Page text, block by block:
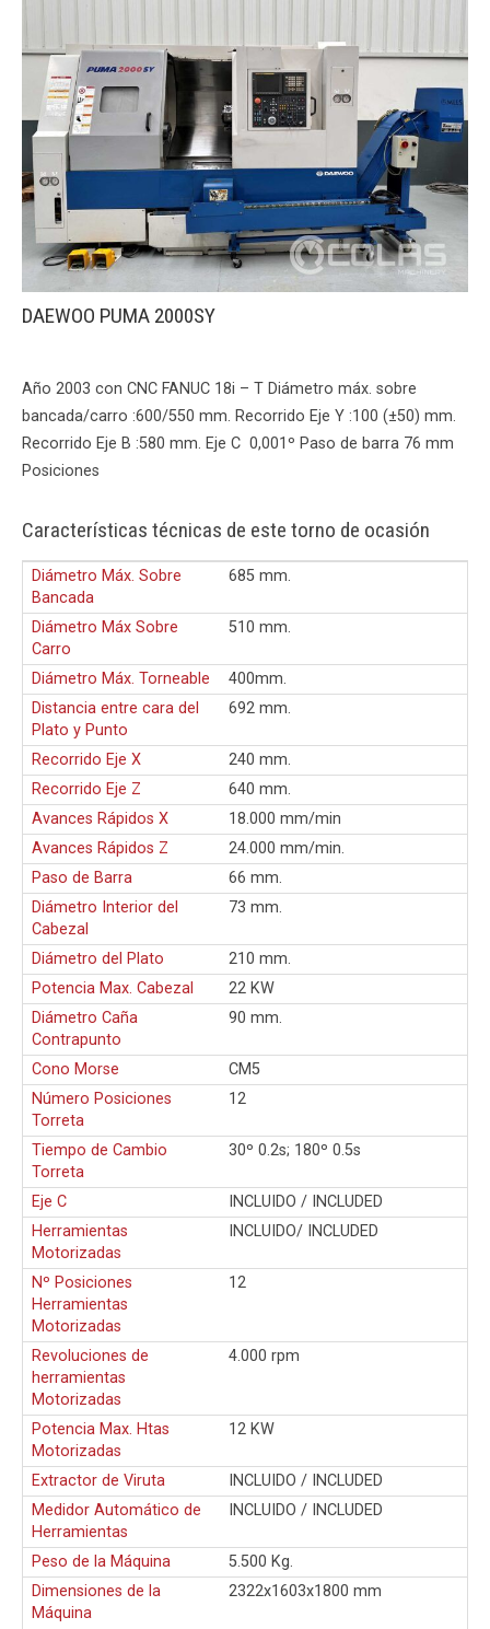
DAEWOO PUMA 2000SY
Año 2003 con CNC FANUC 18i – T Diámetro máx. sobre
bancada/carro :600/550 mm. Recorrido Eje Y :100 (±50) mm.
Recorrido Eje B :580 mm. Eje C 0,001º Paso de barra 76 mm
Posiciones
Características técnicas de este torno de ocasión
Diámetro Máx. Sobre
Bancada
685 mm.
Diámetro Máx Sobre
Carro
510 mm.
Diámetro Máx. Torneable
400mm.
Distancia entre cara del
Plato y Punto
692 mm.
Recorrido Eje X
240 mm.
Recorrido Eje Z
640 mm.
Avances Rápidos X
18.000 mm/min
Avances Rápidos Z
24.000 mm/min.
Paso de Barra
66 mm.
Diámetro Interior del
Cabezal
73 mm.
Diámetro del Plato
210 mm.
Potencia Max. Cabezal
22 KW
Diámetro Caña
Contrapunto
90 mm.
Cono Morse
CM5
Número Posiciones
Torreta
12
Tiempo de Cambio
Torreta
30º 0.2s; 180º 0.5s
Eje C
INCLUIDO / INCLUDED
Herramientas
Motorizadas
INCLUIDO/ INCLUDED
Nº Posiciones
Herramientas
Motorizadas
12
Revoluciones de
herramientas
Motorizadas
4.000 rpm
Potencia Max. Htas
Motorizadas
12 KW
Extractor de Viruta
INCLUIDO / INCLUDED
Medidor Automático de
Herramientas
INCLUIDO / INCLUDED
Peso de la Máquina
5.500 Kg.
Dimensiones de la
Máquina
2322x1603x1800 mm